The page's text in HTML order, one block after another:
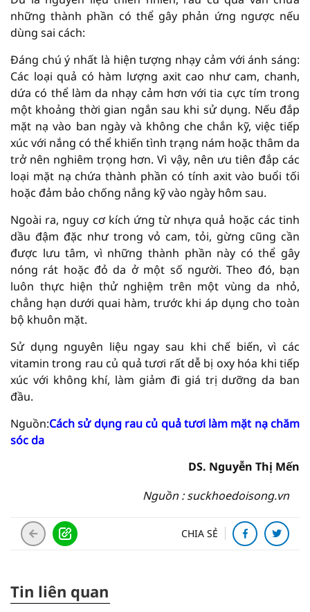
những thành phần có thể gây phản ứng ngược nếu
dùng sai cách:
Đáng chú ý nhất là hiện tượng nhạy cảm với ánh sáng:
Các loại quả có hàm lượng axit cao như cam, chanh,
dứa có thể làm da nhạy cảm hơn với tia cực tím trong
một khoảng thời gian ngắn sau khi sử dụng. Nếu đắp
mặt nạ vào ban ngày và không che chắn kỹ, việc tiếp
xúc với nắng có thể khiến tình trạng nám hoặc thâm da
trở nên nghiêm trọng hơn. Vì vậy, nên ưu tiên đắp các
loại mặt nạ chứa thành phần có tính axit vào buổi tối
hoặc đảm bảo chống nắng kỹ vào ngày hôm sau.
Ngoài ra, nguy cơ kích ứng từ nhựa quả hoặc các tinh
dầu đậm đặc như trong vỏ cam, tỏi, gừng cũng cần
được lưu tâm, vì những thành phần này có thể gây
nóng rát hoặc đỏ da ở một số người. Theo đó, bạn
luôn thực hiện thử nghiệm trên một vùng da nhỏ,
chẳng hạn dưới quai hàm, trước khi áp dụng cho toàn
bộ khuôn mặt.
Sử dụng nguyên liệu ngay sau khi chế biến, vì các
vitamin trong rau củ quả tươi rất dễ bị oxy hóa khi tiếp
xúc với không khí, làm giảm đi giá trị dưỡng da ban
đầu.
Nguồn:Cách sử dụng rau củ quả tươi làm mặt nạ chăm
sóc da
DS. Nguyễn Thị Mến
Nguồn : suckhoedoisong.vn
CHIA SẺ
Tin liên quan